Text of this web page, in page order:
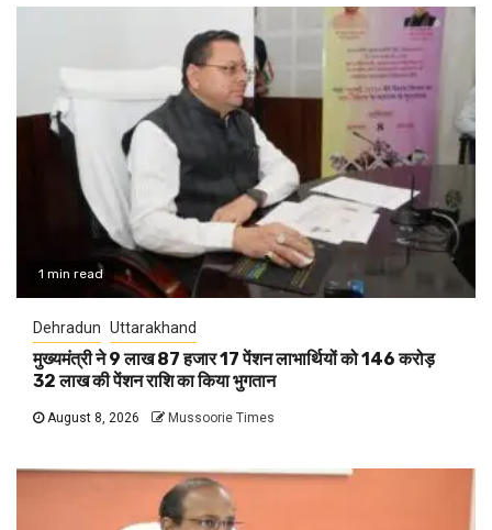
1 min read
Dehradun Uttarakhand
मुख्यमंत्री ने 9 लाख 87 हजार 17 पेंशन लाभार्थियों को 146 करोड़
32 लाख की पेंशन राशि का किया भुगतान
August 8, 2026 Mussoorie Times